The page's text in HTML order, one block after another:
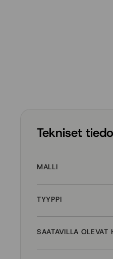
Tekniset
MALLI
TYYPPI
SAATAVILLA OLEVAT